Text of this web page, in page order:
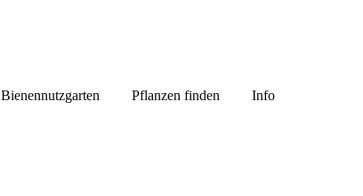
Bienennutzgarten Pflanzen finden Info